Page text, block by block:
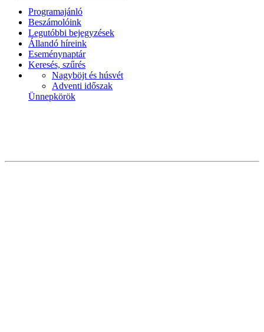
Programajánló
Beszámolóink
Legutóbbi bejegyzések
Állandó híreink
Eseménynaptár
Keresés, szűrés
Nagyböjt és húsvét
Adventi időszak
Ünnepkörök